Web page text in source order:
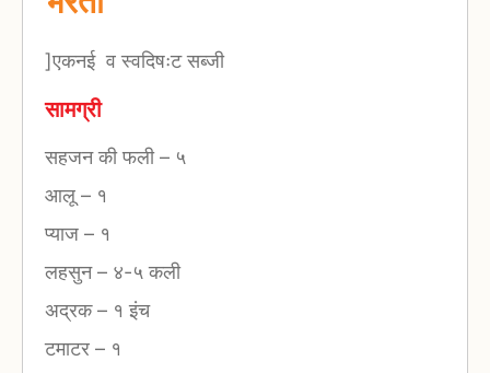
]एकनई व स्वदिषःट सब्जी
सामग्री
सहजन की फली– ५
आलू – १
प्याज – १
लहसुन– ४-५ कली
अद्रक– १ इंच
टमाटर – १